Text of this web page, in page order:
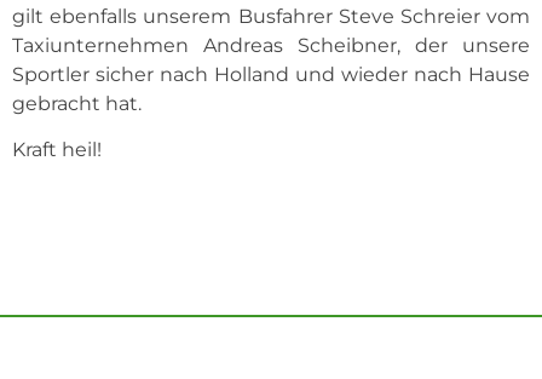
gilt ebenfalls unserem Busfahrer Steve Schreier vom
Taxiunternehmen Andreas Scheibner, der unsere
Sportler sicher nach Holland und wieder nach Hause
gebracht hat.
Kraft heil!